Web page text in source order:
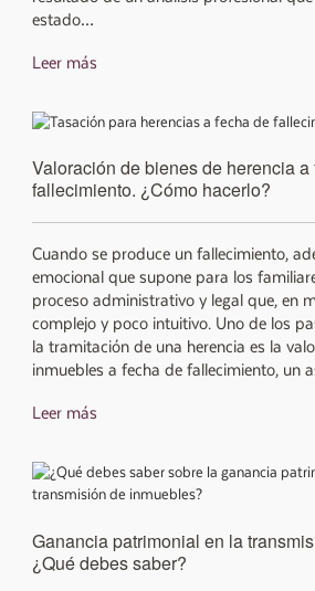
estado…
Leer más
Valoración de bienes de herencia a
fallecimiento. ¿Cómo hacerlo?
Cuando se produce un fallecimiento,
emocional que supone para los
proceso administrativo y legal que, en
complejo y poco intuitivo. Uno de los
la tramitación de una herencia es la
inmuebles a fecha de fallecimiento, un
Leer más
Ganancia patrimonial en la
¿Qué debes saber?